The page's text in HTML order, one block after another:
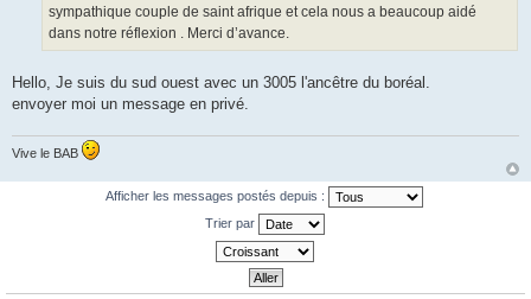
sympathique couple de saint afrique et cela nous a beaucoup aidé
dans notre réflexion . Merci d’avance.
Hello, Je suis du sud ouest avec un 3005 l'ancêtre du boréal.
envoyer moi un message en privé.
Vive le BAB
Afficher les messages postés depuis :
Trier par